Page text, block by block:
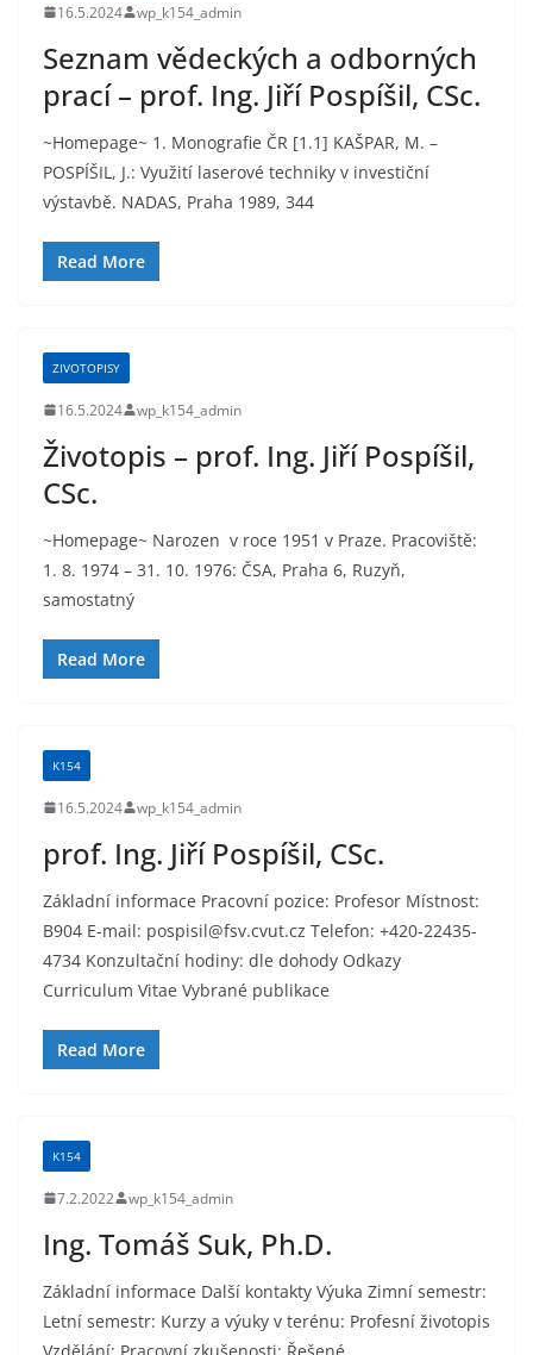
16.5.2024 wp_k154_admin
Seznam vědeckých a odborných
prací – prof. Ing. Jiří Pospíšil, CSc.
~Homepage~ 1. Monografie ČR [1.1] KAŠPAR, M. –
POSPÍŠIL, J.: Využití laserové techniky v investiční
výstavbě. NADAS, Praha 1989, 344
Read More
ZIVOTOPISY
16.5.2024 wp_k154_admin
Životopis – prof. Ing. Jiří Pospíšil,
CSc.
~Homepage~ Narozen v roce 1951 v Praze. Pracoviště:
1. 8. 1974 – 31. 10. 1976: ČSA, Praha 6, Ruzyň,
samostatný
Read More
K154
16.5.2024 wp_k154_admin
prof. Ing. Jiří Pospíšil, CSc.
Základní informace Pracovní pozice: Profesor Místnost:
B904 E-mail: pospisil@fsv.cvut.cz Telefon: +420-22435-
4734 Konzultační hodiny: dle dohody Odkazy
Curriculum Vitae Vybrané publikace
Read More
K154
7.2.2022 wp_k154_admin
Ing. Tomáš Suk, Ph.D.
Základní informace Další kontakty Výuka Zimní semestr:
Letní semestr: Kurzy a výuky v terénu: Profesní životopis